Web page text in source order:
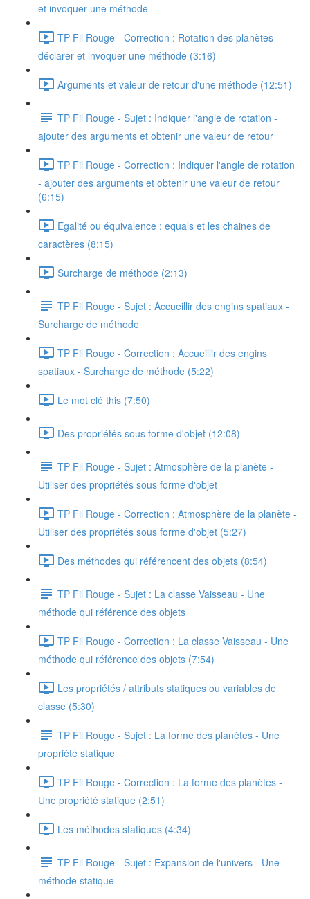
et invoquer une méthode
TP Fil Rouge - Correction : Rotation des planètes -
déclarer et invoquer une méthode (3:16)
Arguments et valeur de retour d'une méthode (12:51)
TP Fil Rouge - Sujet : Indiquer l'angle de rotation -
ajouter des arguments et obtenir une valeur de retour
TP Fil Rouge - Correction : Indiquer l'angle de rotation
- ajouter des arguments et obtenir une valeur de retour
(6:15)
Egalité ou équivalence : equals et les chaines de
caractères (8:15)
Surcharge de méthode (2:13)
TP Fil Rouge - Sujet : Accueillir des engins spatiaux -
Surcharge de méthode
TP Fil Rouge - Correction : Accueillir des engins
spatiaux - Surcharge de méthode (5:22)
Le mot clé this (7:50)
Des propriétés sous forme d'objet (12:08)
TP Fil Rouge - Sujet : Atmosphère de la planète -
Utiliser des propriétés sous forme d'objet
TP Fil Rouge - Correction : Atmosphère de la planète -
Utiliser des propriétés sous forme d'objet (5:27)
Des méthodes qui référencent des objets (8:54)
TP Fil Rouge - Sujet : La classe Vaisseau - Une
méthode qui référence des objets
TP Fil Rouge - Correction : La classe Vaisseau - Une
méthode qui référence des objets (7:54)
Les propriétés / attributs statiques ou variables de
classe (5:30)
TP Fil Rouge - Sujet : La forme des planètes - Une
propriété statique
TP Fil Rouge - Correction : La forme des planètes -
Une propriété statique (2:51)
Les méthodes statiques (4:34)
TP Fil Rouge - Sujet : Expansion de l'univers - Une
méthode statique